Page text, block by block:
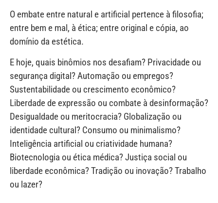
O embate entre natural e artificial pertence à filosofia;
entre bem e mal, à ética; entre original e cópia, ao
domínio da estética.
E hoje, quais binômios nos desafiam? Privacidade ou
segurança digital? Automação ou empregos?
Sustentabilidade ou crescimento econômico?
Liberdade de expressão ou combate à desinformação?
Desigualdade ou meritocracia? Globalização ou
identidade cultural? Consumo ou minimalismo?
Inteligência artificial ou criatividade humana?
Biotecnologia ou ética médica? Justiça social ou
liberdade econômica? Tradição ou inovação? Trabalho
ou lazer?